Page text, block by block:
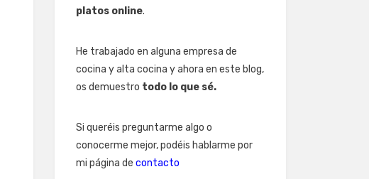
platos online.
He trabajado en alguna empresa de
cocina y alta cocina y ahora en este blog,
os demuestro todo lo que sé.
Si queréis preguntarme algo o
conocerme mejor, podéis hablarme por
mi página de contacto